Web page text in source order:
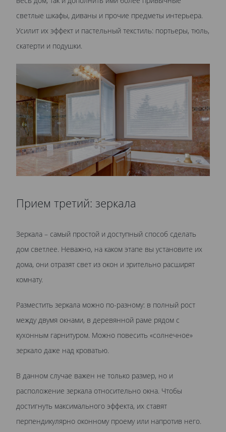
светлые шкафы, диваны и прочие предметы интерьера.
Усилит их эффект и пастельный текстиль: портьеры, тюль,
скатерти и подушки.
Прием третий: зеркала
Зеркала – самый простой и доступный способ сделать
дом светлее. Неважно, на каком этапе вы установите их
дома, они отразят свет из окон и зрительно расширят
комнату.
Разместить зеркала можно по-разному: в полный рост
между двумя окнами, в деревянной раме рядом с
кухонным гарнитуром. Можно повесить «солнечное»
зеркало даже над кроватью.
В данном случае важен не только размер, но и
расположение зеркала относительно окна. Чтобы
достигнуть максимального эффекта, их ставят
перпендикулярно оконному проему или напротив него.